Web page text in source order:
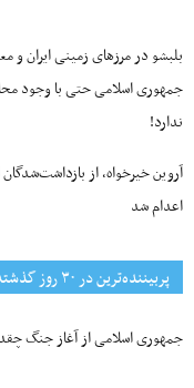
بلبشو در مرزهای زمینی ایران و
جمهوری اسلامی حتی با وجود
ندارد!
اعدام شد
پربیننده‌ترین‌ در ۳۰ روز گذشته
جمهوری اسلامی از آغاز جنگ